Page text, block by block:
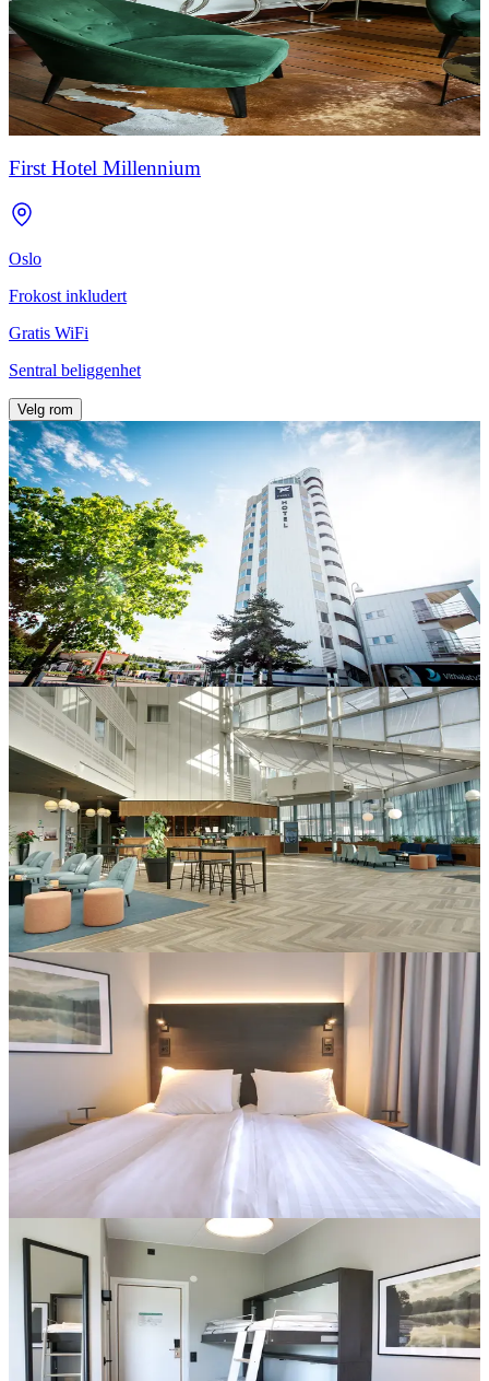
First Hotel Millennium
Oslo
Frokost inkludert
Gratis WiFi
Sentral beliggenhet
Velg rom